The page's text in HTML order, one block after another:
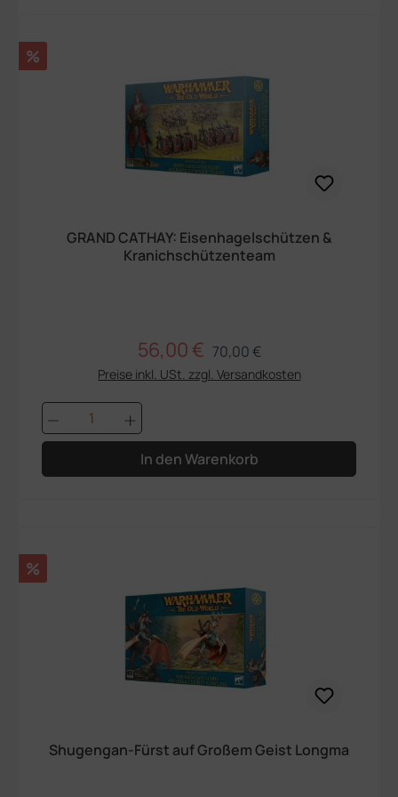
Rabatt
%
GRAND CATHAY: Eisenhagelschützen &
Kranichschützenteam
Verkaufspreis:
56,00 € Regulärer Preis:
70,00 €
Preise inkl. USt. zzgl. Versandkosten
Produkt Anzahl: Gib den
In den Warenkorb
Rabatt
%
Shugengan-Fürst auf Großem Geist Longma